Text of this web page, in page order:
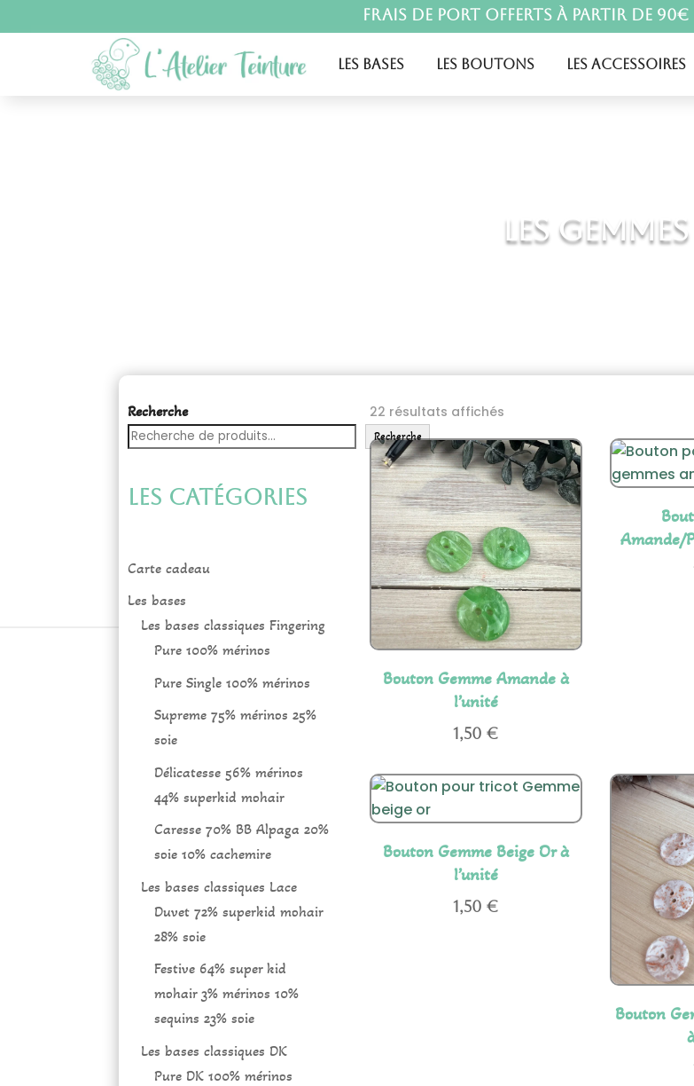
Frais de port offerts à partir de
Les bases Les boutons Les accessoires
Les gemmes
Recherche
Recherche
Les catégories
Carte cadeau
Les bases
Les bases classiques Fingering
Pure 100% mérinos
Pure Single 100% mérinos
Supreme 75% mérinos 25%
soie
Délicatesse 56% mérinos
44% superkid mohair
Caresse 70% BB Alpaga 20%
soie 10% cachemire
Les bases classiques Lace
Duvet 72% superkid mohair
28% soie
Festive 64% super kid
mohair 3% mérinos 10%
sequins 23% soie
Les bases classiques DK
Pure DK 100% mérinos
22 résultats affichés
Bouton Gemme Amande à
l’unité
1,50€
Amande/
Bouton Gemme Beige Or à
l’unité
1,50€
Bouton